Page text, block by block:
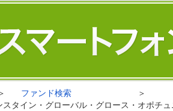
ファンド検索
＞
スタイン・グローバル・グロース・オポチ